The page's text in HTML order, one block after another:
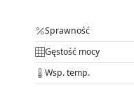
Sprawność
Gęstość mocy
Wsp. temp.